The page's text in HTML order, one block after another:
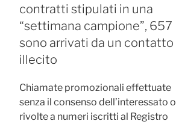
contratti stipulati in una
“settimana campione”, 657
sono arrivati da un contatto
illecito
Chiamate promozionali effettuate
senza il consenso dell’interessato o
rivolte a numeri iscritti al Registro